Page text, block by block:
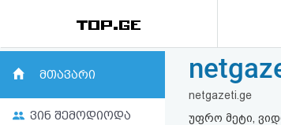
რეიტინგი
(მთავარი)
მთავარი
ვინ შემოდიოდა
netgazeti.ge
უფრო მეტი,